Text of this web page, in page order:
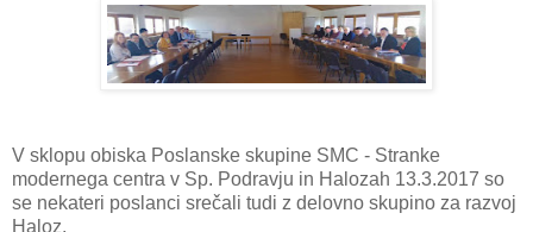
V sklopu obiska Poslanske skupine SMC - Stranke
modernega centra v Sp. Podravju in Halozah 13.3.2017 so
se nekateri poslanci srečali tudi z delovno skupino za razvoj
Haloz.